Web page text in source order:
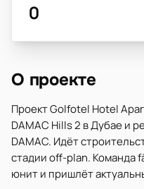
0
О проекте
Проект Golfotel Hotel
DAMAC Hills 2 в Дубае и
DAMAC. Идёт
стадии off-plan. Команда
юнит и пришлёт